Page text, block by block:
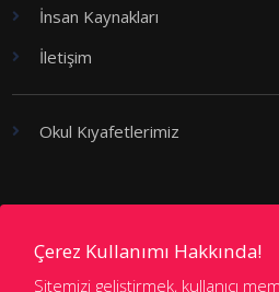
Çerez Kullanımı Hakkında!
Sitemizi geliştirmek, kullanıcı
İnsan Kaynakları
İletişim
Okul Kıyafetlerimiz
Kademeler